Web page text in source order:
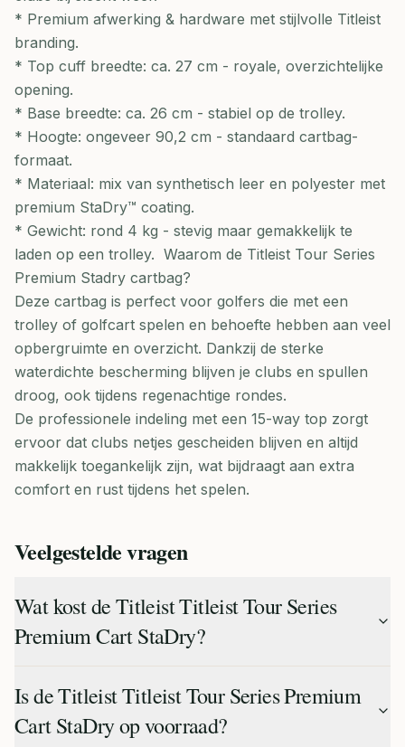
* Premium afwerking & hardware met stijlvolle Titleist
branding.
* Top cuff breedte: ca. 27 cm - royale, overzichtelijke
opening.
* Base breedte: ca. 26 cm - stabiel op de trolley.
* Hoogte: ongeveer 90,2 cm - standaard cartbag-
formaat.
* Materiaal: mix van synthetisch leer en polyester met
premium StaDry™ coating.
* Gewicht: rond 4 kg - stevig maar gemakkelijk te
laden op een trolley. Waarom de Titleist Tour Series
Premium Stadry cartbag?
Deze cartbag is perfect voor golfers die met een
trolley of golfcart spelen en behoefte hebben aan veel
opbergruimte en overzicht. Dankzij de sterke
waterdichte bescherming blijven je clubs en spullen
droog, ook tijdens regenachtige rondes.
De professionele indeling met een 15-way top zorgt
ervoor dat clubs netjes gescheiden blijven en altijd
makkelijk toegankelijk zijn, wat bijdraagt aan extra
comfort en rust tijdens het spelen.
Veelgestelde vragen
Wat kost de Titleist Titleist Tour Series
Premium Cart StaDry?
Is de Titleist Titleist Tour Series Premium
Cart StaDry op voorraad?